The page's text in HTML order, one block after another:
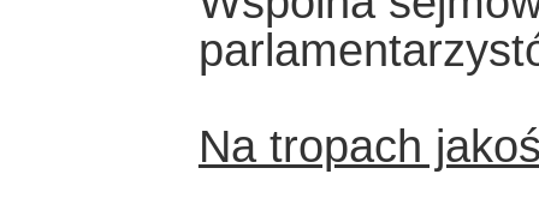
Na tropach